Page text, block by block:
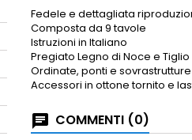
Fedele e dettagliata
Composta da 9 tavole
Istruzioni in Italiano
Pregiato Legno di Noce e Tiglio
Ordinate, ponti e
Accessori in ottone tornito e
COMMENTI (0)